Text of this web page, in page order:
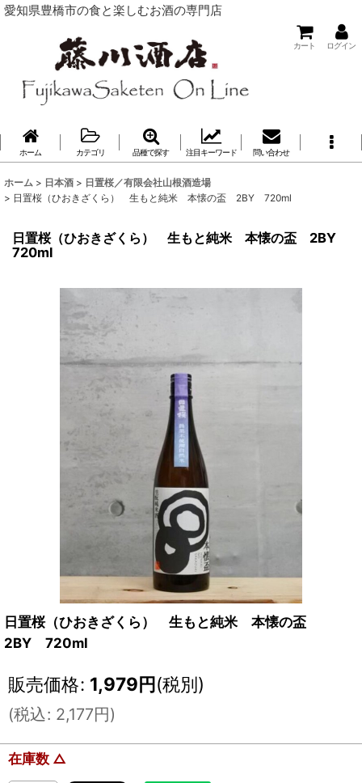
愛知県豊橋市の食と楽しむお酒の専門店
カート ログイン
ホーム カテゴリ 品種で探す 注目キーワード 問い合わせ
ホーム > 日本酒 > 日置桜／有限会社山根酒造場
> 日置桜（ひおきざくら） 生もと純米 本懐の盃 2BY 720ml
日置桜（ひおきざくら） 生もと純米 本懐の盃 2BY
720ml
日置桜（ひおきざくら） 生もと純米 本懐の盃
2BY 720ml
販売価格: 1,979円(税別)
(税込: 2,177円)
在庫数 △